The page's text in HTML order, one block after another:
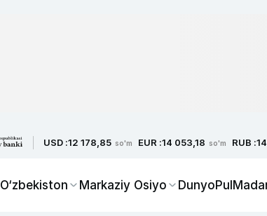
USD :12 178,85 so'm EUR :14 053,18 so'm RUB :
O‘zbekiston Markaziy Osiyo DunyoPul